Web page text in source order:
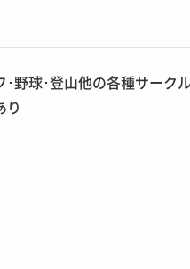
野球･登山他の各種サーク
り